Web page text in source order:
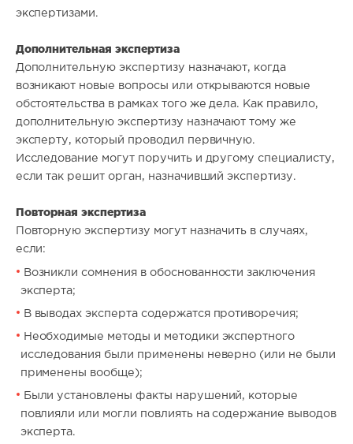
экспертизами.
Дополнительная экспертиза
Дополнительную экспертизу назначают, когда
возникают новые вопросы или открываются новые
обстоятельства в рамках того же дела. Как правило,
дополнительную экспертизу назначают тому же
эксперту, который проводил первичную.
Исследование могут поручить и другому специалисту,
если так решит орган, назначивший экспертизу.
Повторная экспертиза
Повторную экспертизу могут назначить в случаях,
если:
Возникли сомнения в обоснованности заключения
эксперта;
В выводах эксперта содержатся противоречия;
Необходимые методы и методики экспертного
исследования были применены неверно (или не были
применены вообще);
Были установлены факты нарушений, которые
повлияли или могли повлиять на содержание выводов
эксперта.